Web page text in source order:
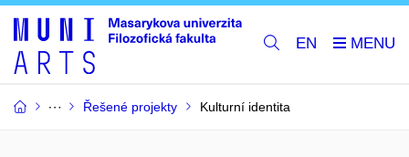
EN
Řešené projekty Kulturní identita